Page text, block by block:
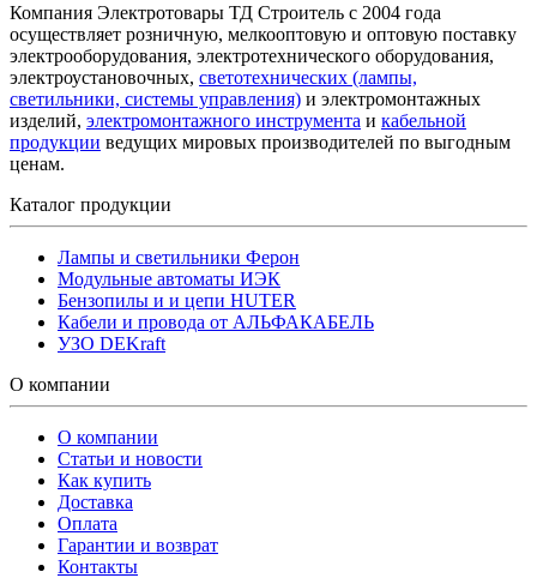
Компания Электротовары ТД Строитель с 2004 года
осуществляет розничную, мелкооптовую и оптовую поставку
электрооборудования, электротехнического оборудования,
электроустановочных, светотехнических (лампы,
светильники, системы управления) и электромонтажных
изделий, электромонтажного инструмента и кабельной
продукции ведущих мировых производителей по выгодным
ценам.
Каталог продукции
Лампы и светильники Ферон
Модульные автоматы ИЭК
Бензопилы и и цепи HUTER
Кабели и провода от АЛЬФАКАБЕЛЬ
УЗО DEKraft
О компании
О компании
Статьи и новости
Как купить
Доставка
Оплата
Гарантии и возврат
Контакты